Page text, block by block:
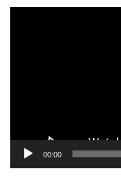
00:00